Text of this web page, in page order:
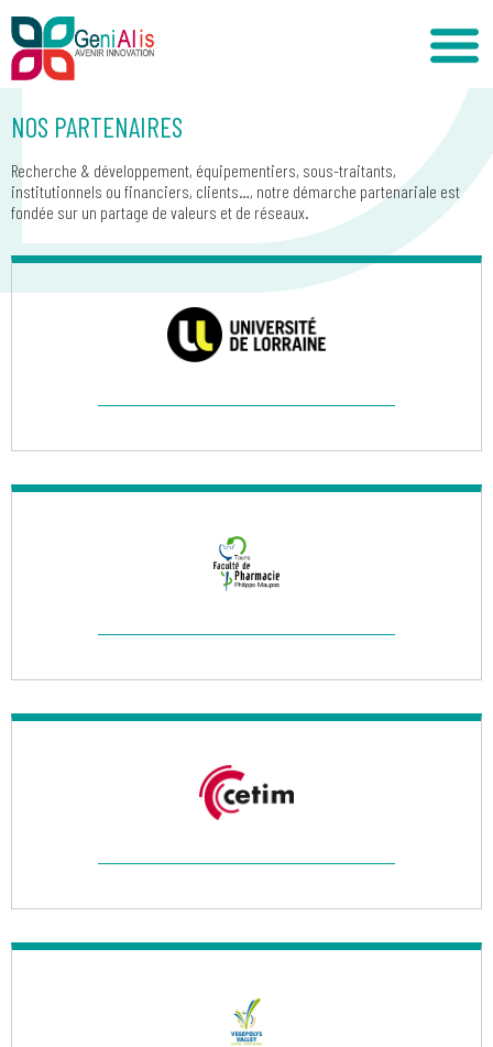
NOS PARTENAIRES
Recherche & développement, équipementiers, sous-traitants,
institutionnels ou financiers, clients…, notre démarche partenariale est
fondée sur un partage de valeurs et de réseaux.